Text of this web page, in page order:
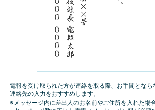
電報を受け取られた方が連絡を取る際、お手間とな
連絡先の入力をおすすめします。
※メッセージ内に差出人のお名前やご住所を入れた場